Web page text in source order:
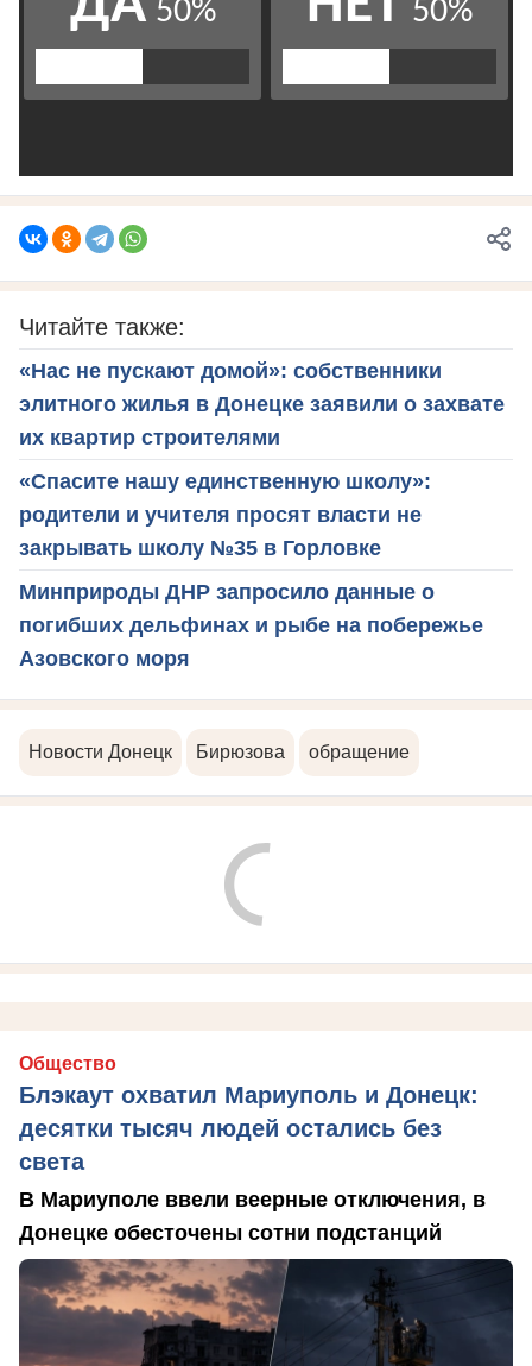
Читайте также:
«Нас не пускают домой»: собственники
элитного жилья в Донецке заявили о захвате
их квартир строителями
«Спасите нашу единственную школу»:
родители и учителя просят власти не
закрывать школу №35 в Горловке
Минприроды ДНР запросило данные о
погибших дельфинах и рыбе на побережье
Азовского моря
Новости Донецк Бирюзова обращение
Общество
Блэкаут охватил Мариуполь и Донецк:
десятки тысяч людей остались без
света
В Мариуполе ввели веерные отключения, в
Донецке обесточены сотни подстанций